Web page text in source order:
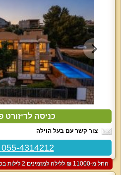
כניסה לריזורט
צור קשר עם בעל הוילה
055-4314212 - גבריאל
החל מ-‏11000 ₪ ללילה למזמינים 2 לילות בסופ"ש הקרוב